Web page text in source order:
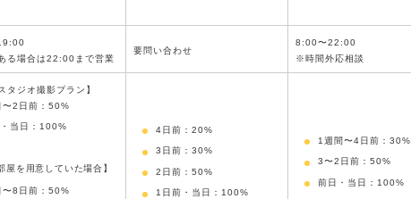
る場合は22:00まで営業
要問い合わせ
8:00〜22:00
※時間外応相談
タジオ撮影プラン】
〜2日前：50%
当日：100%
屋を用意していた場合】
〜8日前：50%
4日前：20%
3日前：30%
2日前：50%
1日前・当日：100%
1週間〜4日前：30%
3〜2日前：50%
前日・当日：100%